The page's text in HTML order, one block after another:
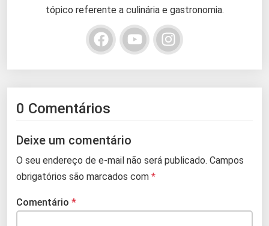
tópico referente a culinária e gastronomia.
0 Comentários
Deixe um comentário
O seu endereço de e-mail não será publicado. Campos
obrigatórios são marcados com *
Comentário *